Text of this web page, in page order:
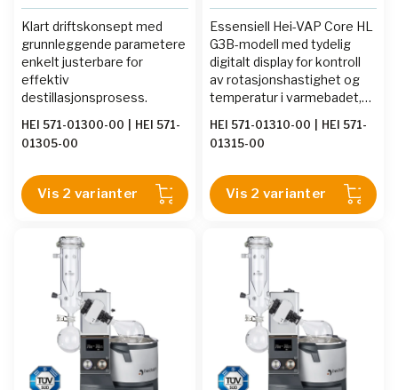
Klart driftskonsept med
grunnleggende parametere
enkelt justerbare for
effektiv
destillasjonsprosess.
HEI 571-01300-00
HEI 571-
01305-00
Vis 2 varianter
Essensiell Hei-VAP Core HL
G3B-modell med tydelig
digitalt display for kontroll
av rotasjonshastighet og
temperatur i varmebadet,
justerbar
nedsenkingsdybde og
HEI 571-01310-00
HEI 571-
01315-00
Vis 2 varianter